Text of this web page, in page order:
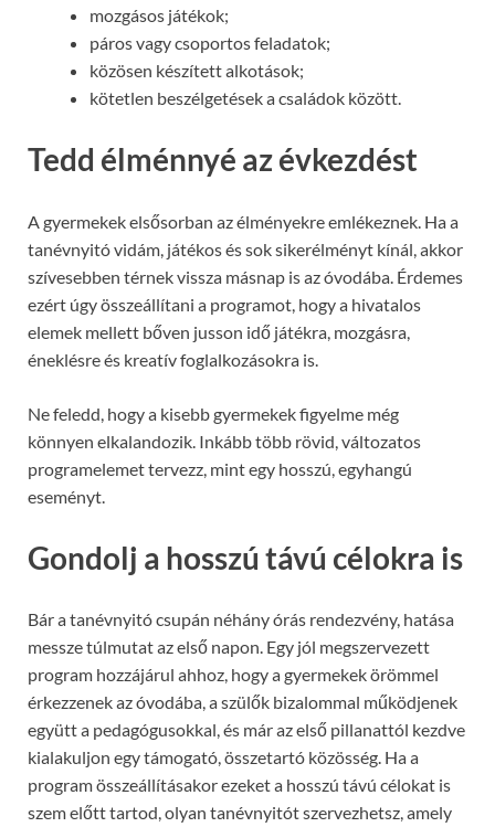
mozgásos játékok;
páros vagy csoportos feladatok;
közösen készített alkotások;
kötetlen beszélgetések a családok között.
Tedd élménnyé az évkezdést
A gyermekek elsősorban az élményekre emlékeznek. Ha a
tanévnyitó vidám, játékos és sok sikerélményt kínál, akkor
szívesebben térnek vissza másnap is az óvodába. Érdemes
ezért úgy összeállítani a programot, hogy a hivatalos
elemek mellett bőven jusson idő játékra, mozgásra,
éneklésre és kreatív foglalkozásokra is.
Ne feledd, hogy a kisebb gyermekek figyelme még
könnyen elkalandozik. Inkább több rövid, változatos
programelemet tervezz, mint egy hosszú, egyhangú
eseményt.
Gondolj a hosszú távú célokra is
Bár a tanévnyitó csupán néhány órás rendezvény, hatása
messze túlmutat az első napon. Egy jól megszervezett
program hozzájárul ahhoz, hogy a gyermekek örömmel
érkezzenek az óvodába, a szülők bizalommal működjenek
együtt a pedagógusokkal, és már az első pillanattól kezdve
kialakuljon egy támogató, összetartó közösség. Ha a
program összeállításakor ezeket a hosszú távú célokat is
szem előtt tartod, olyan tanévnyitót szervezhetsz, amely